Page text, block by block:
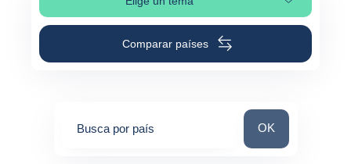
Selleciona la sección de la página
Comparar países
Busca por país Busca por país
OK